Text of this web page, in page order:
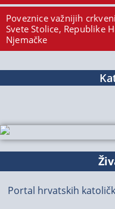
Poveznice važnijih
Svete Stolice, Republike
Njemačke
Portal hrvatskih